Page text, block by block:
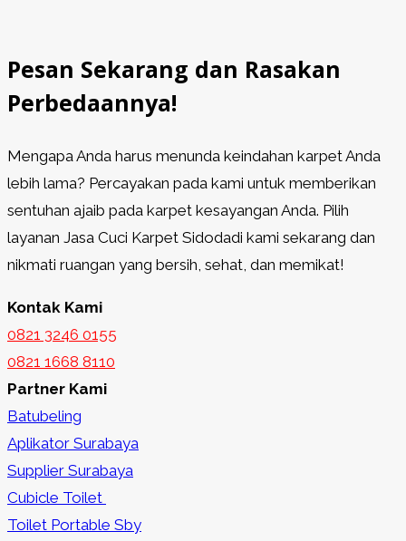
Pesan Sekarang dan Rasakan
Perbedaannya!
Mengapa Anda harus menunda keindahan karpet Anda
lebih lama? Percayakan pada kami untuk memberikan
sentuhan ajaib pada karpet kesayangan Anda. Pilih
layanan Jasa Cuci Karpet Sidodadi kami sekarang dan
nikmati ruangan yang bersih, sehat, dan memikat!
Kontak Kami
0821 3246 0155​
0821 1668 8110
Partner Kami
Batubeling
Aplikator Surabaya
Supplier Surabaya
Cubicle Toilet
Toilet Portable Sby